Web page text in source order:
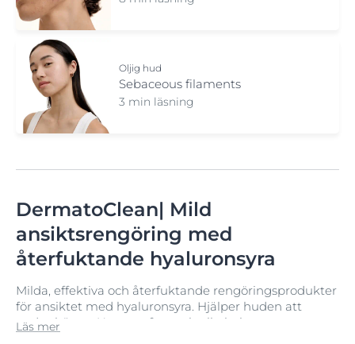
Oljig hud
Sebaceous filaments
3 min läsning
DermatoClean| Mild
ansiktsrengöring med
återfuktande hyaluronsyra
Milda, effektiva och återfuktande rengöringsprodukter
för ansiktet med hyaluronsyra. Hjälper huden att
andas bättre. Utan parfym och alkohol.
Läs mer